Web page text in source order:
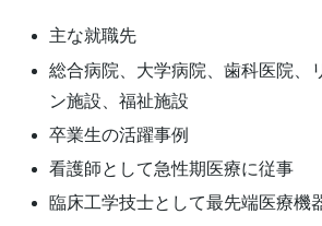
主な就職先
総合病院、大学病院、歯科医院、
ン施設、福祉施設
卒業生の活躍事例
看護師として急性期医療に従事
臨床工学技士として最先端医療機